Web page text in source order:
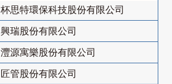
杯思特環保科技股份有限公司
興瑞股份有限公司
灃源寓樂股份有限公司
匠管股份有限公司